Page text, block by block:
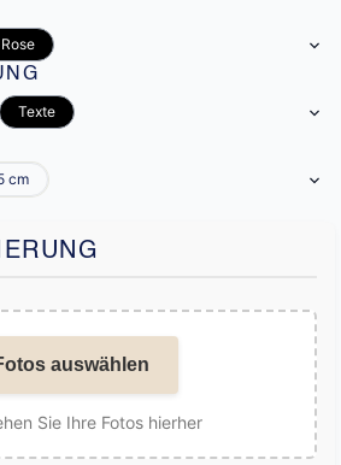
Texte
cm
auswählen
Sie Ihre Fotos hierher